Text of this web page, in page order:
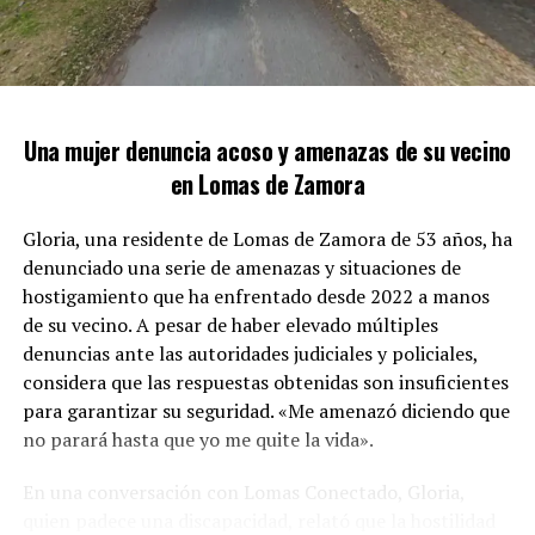
PRÓXIMO ARTÍCULO
NUEVOS CURSOS DE JARDINERÍA Y AUTOCULTIVO EN
LOMAS DE ZAMORA
ALLANAMIENTOS EN EL CASO INSAURRALDE: NUEVA ETAPA
EN LA INVESTIGACIÓN JUDICIAL
Los agentes de la Delegación de Drogas Ilícitas de
Lomas se presentaron en el inmueble ubicado en la
ingresar rápidamente a la propiedad, evitando así que el
sospechoso pudiera escapar.
Una mujer denuncia acoso y amenazas de su vecino
en Lomas de Zamora
Gloria, una residente de Lomas de Zamora de 53 años, ha
denunciado una serie de amenazas y situaciones de
hostigamiento que ha enfrentado desde 2022 a manos
de su vecino. A pesar de haber elevado múltiples
denuncias ante las autoridades judiciales y policiales,
considera que las respuestas obtenidas son insuficientes
para garantizar su seguridad. «Me amenazó diciendo que
no parará hasta que yo me quite la vida».
En una conversación con Lomas Conectado, Gloria,